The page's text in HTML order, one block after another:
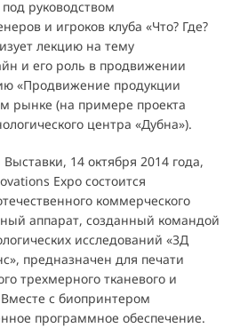
руководством
и игроков клуба «Что? Где?
лекцию на тему
и его роль в продвижении
«Продвижение продукции
рынке (на примере проекта
центра «Дубна»).
14 октября 2014 года,
Expo состоится
коммерческого
аппарат, созданный командой
исследований «3Д
предназначен для печати
трехмерного тканевого и
Вместе с биопринтером
программное обеспечение.